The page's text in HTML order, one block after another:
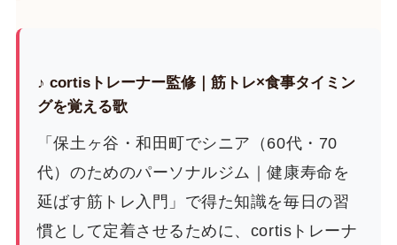
♪ cortisトレーナー監修｜筋トレ×食事タイミン
グを覚える歌
「保土ヶ谷・和田町でシニア（60代・70
代）のためのパーソナルジム｜健康寿命を
延ばす筋トレ入門」で得た知識を毎日の習
慣として定着させるために、cortisトレーナ